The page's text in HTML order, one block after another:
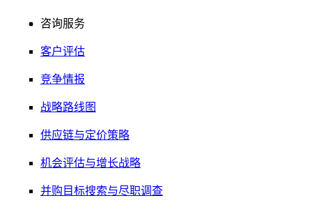
咨询服务
客户评估
竞争情报
战略路线图
供应链与定价策略
机会评估与增长战略
并购目标搜索与尽职调查